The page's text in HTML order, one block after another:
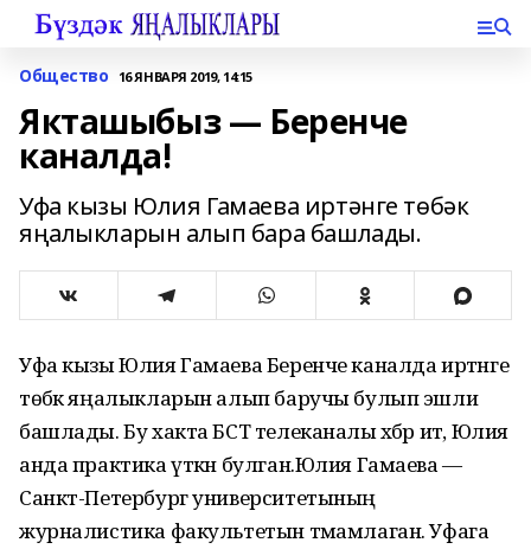
Общество 16 ЯНВАРЯ 2019, 14:15
Якташыбыз — Беренче
каналда!
Уфа кызы Юлия Гамаева иртәнге төбәк
яңалыкларын алып бара башлады.
Уфа кызы Юлия Гамаева Беренче каналда иртәнге
төбәк яңалыкларын алып баручы булып эшли
башлады. Бу хакта БСТ телеканалы хәбәр итә, Юлия
анда практика үткән булган.Юлия Гамаева —
Санкт-Петербург университетының
журналистика факультетын тәмамлаган. Уфага